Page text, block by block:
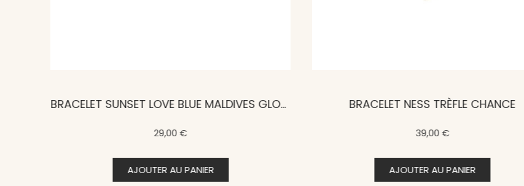
BRACELET SUNSET LOVE BLUE MALDIVES GLOAMING
29,00 €
AJOUTER AU PANIER
BRACELET NESS TRÈFLE CHANCE
39,00 €
AJOUTER AU PANIER